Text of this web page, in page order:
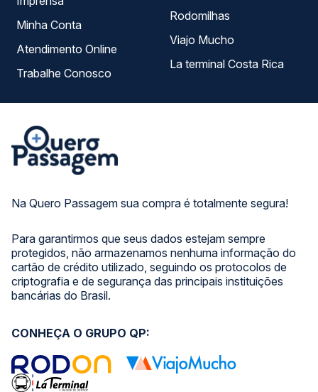
Na Quero Passagem sua compra é totalmente segura!
Para garantirmos que seus dados estejam sempre
protegidos, não armazenamos nenhuma informação do
cartão de crédito utilizado, seguindo os protocolos de
criptografia e de segurança das principais instituições
bancárias do Brasil.
Minha Conta
Atendimento Online
Trabalhe Conosco
Rodomilhas
Viajo Mucho
La terminal Costa Rica
CONHEÇA O GRUPO QP: